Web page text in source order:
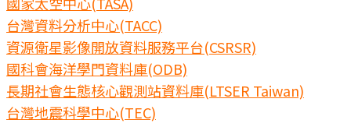
台灣資料分析中心(TACC)
資源衛星影像開放資料服務平台(CSRSR)
國科會海洋學門資料庫(ODB)
長期社會生態核心觀測站資料庫(LTSER Taiwan)
台灣地震科學中心(TEC)